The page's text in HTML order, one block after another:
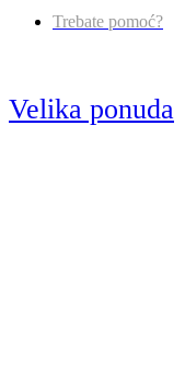
Trebate pomoć?
Velika ponuda